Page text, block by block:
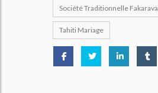
Société Traditionnelle Fakarava
Tahiti Mariage